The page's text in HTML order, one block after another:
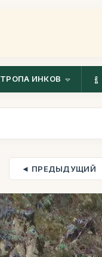
ТРОПА ИНКОВ
◄ ПРЕДЫДУЩИЙ